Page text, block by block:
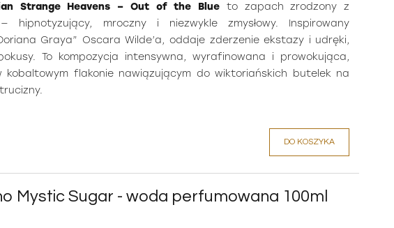
Strange Heavens – Out of the Blue to zapach zrodzony z
hipnotyzujący, mroczny i niezwykle zmysłowy. Inspirowany
Graya” Oscara Wilde’a, oddaje zderzenie ekstazy i udręki,
To kompozycja intensywna, wyrafinowana i prowokująca,
kobaltowym flakonie nawiązującym do wiktoriańskich butelek na
DO KOSZYKA
Mystic Sugar - woda perfumowana 100ml